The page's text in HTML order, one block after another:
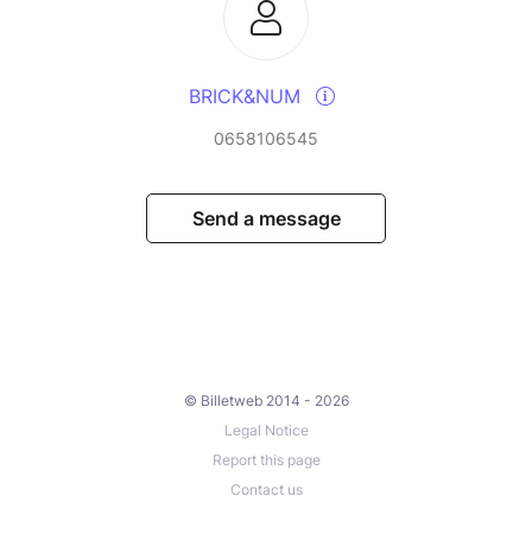
BRICK&NUM
0658106545
Send a message
© Billetweb 2014 - 2026
Legal Notice
Report this page
Contact us